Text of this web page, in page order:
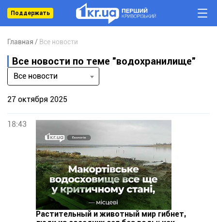
Поддержать
Главная Все новости
Все новости по теме "водохранилище"
Все новости
27 октября 2025
18:43
Растительный и животный мир гибнет,